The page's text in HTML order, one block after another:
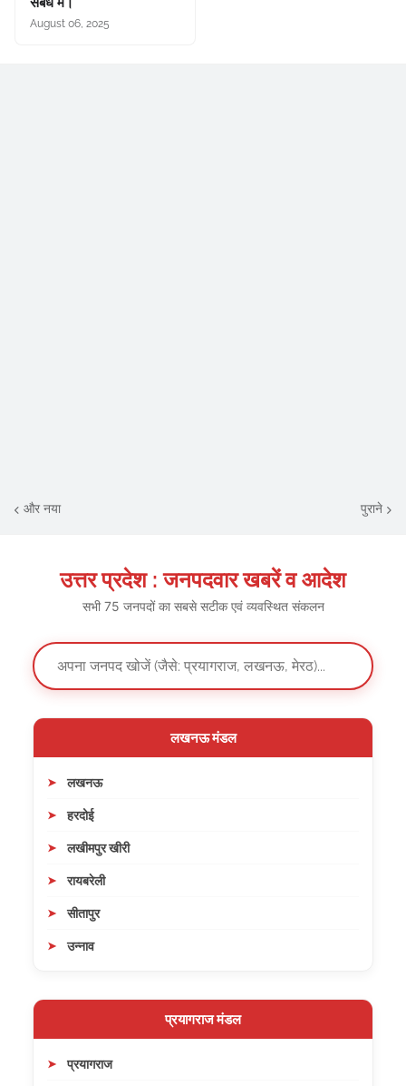
August 06, 2025
और नया पुराने
उत्तर प्रदेश : जनपदवार खबरें व आदेश
सभी 75 जनपदों का सबसे सटीक एवं व्यवस्थित संकलन
लखनऊ मंडल
लखनऊ
हरदोई
लखीमपुर खीरी
रायबरेली
सीतापुर
उन्नाव
प्रयागराज मंडल
प्रयागराज